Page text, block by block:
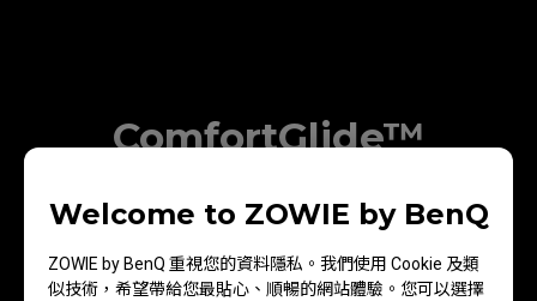
Welcome to ZOWIE by BenQ
ZOWIE by BenQ 重視您的資料隱私。我們使用 Cookie 及類
似技術，希望帶給您最貼心、順暢的網站體驗。您可以選擇
ComfortGlide™
舒適滑順 穩定操控
順暢滑動感讓滑鼠啟動變得更容易，提供多角度移